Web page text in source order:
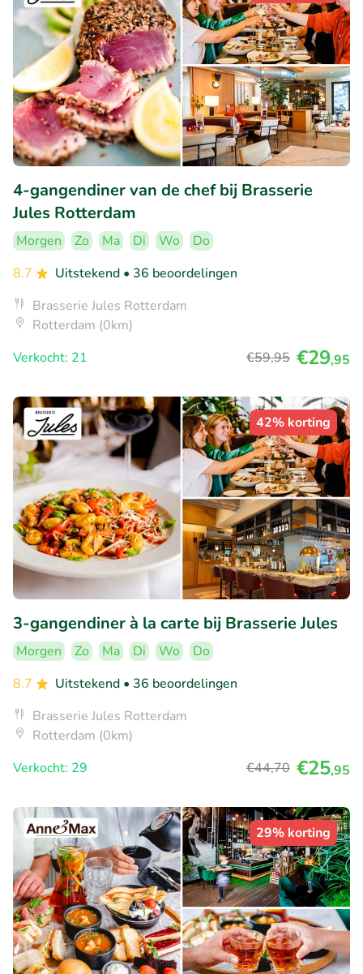
4-gangendiner van de chef bij Brasserie
Jules Rotterdam
Morgen Zo Ma Di Wo
Do
8.7
Uitstekend • 36 beoordelingen
Brasserie Jules Rotterdam
Rotterdam (0km)
Verkocht: 21
€59,95 €29,95
42% korting
3-gangendiner à la carte bij Brasserie Jules
Morgen Zo Ma Di Wo
Do
8.7
Uitstekend • 36 beoordelingen
Brasserie Jules Rotterdam
Rotterdam (0km)
Verkocht: 29
€44,70 €25,95
29% korting